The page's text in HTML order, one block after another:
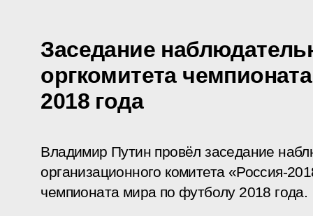
Заседание
оргкомитета
2018 года
Владимир Путин провёл заседание
организационного комитета «Россия-
чемпионата мира по футболу 2018 года.